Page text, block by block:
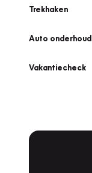
Trekhaken
Auto onderhoud
Vakantiecheck